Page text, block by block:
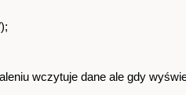
wczytuje dane ale gdy